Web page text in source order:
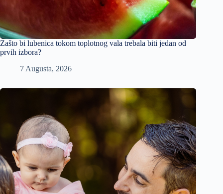
Zašto bi lubenica tokom toplotnog vala trebala biti jedan od
prvih izbora?
7 Augusta, 2026